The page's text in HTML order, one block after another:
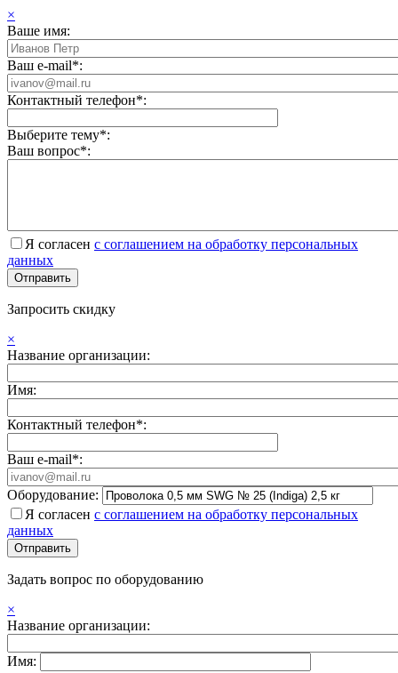
×
Ваше имя:
Ваш e-mail*:
Контактный телефон*:
Выберите тему*:
Ваш вопрос*:
Я согласен с соглашением на обработку персональных
данных
Запросить скидку
×
Название организации:
Имя:
Контактный телефон*:
Ваш e-mail*:
Оборудование:
Я согласен с соглашением на обработку персональных
данных
Задать вопрос по оборудованию
×
Название организации:
Имя: